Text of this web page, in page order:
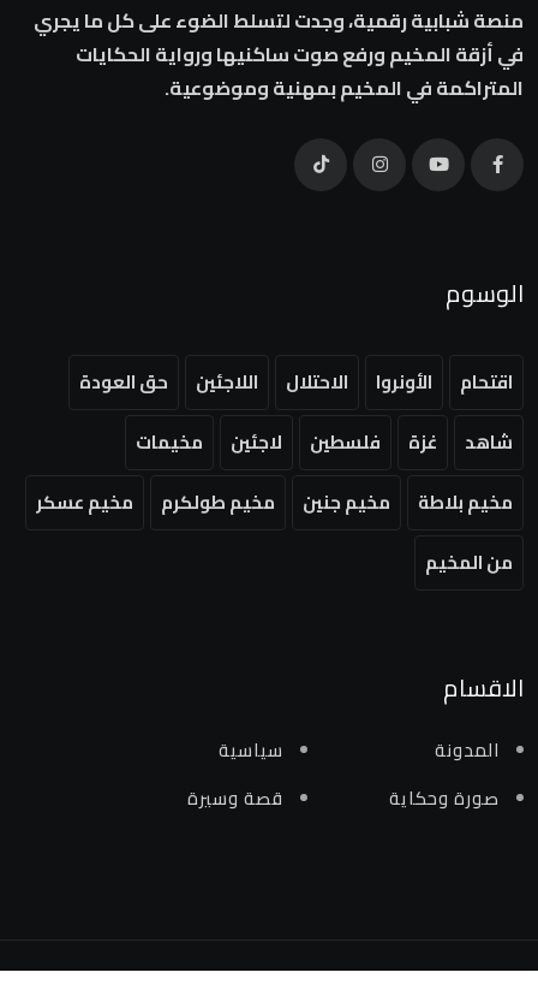
منصة شبابية رقمية، وجدت لتسلط الضوء على كل ما يجري
في أزقة المخيم ورفع صوت ساكنيها ورواية الحكايات
المتراكمة في المخيم بمهنية وموضوعية.
الوسوم
اقتحام الأونروا الاحتلال اللاجئين
حق العودة
شاهد
غزة فلسطين لاجئين
مخيمات
مخيم بلاطة
مخيم جنين مخيم طولكرم
مخيم عسكر
من المخيم
الاقسام
المدونة
سياسية
صورة وحكاية
قصة وسيرة